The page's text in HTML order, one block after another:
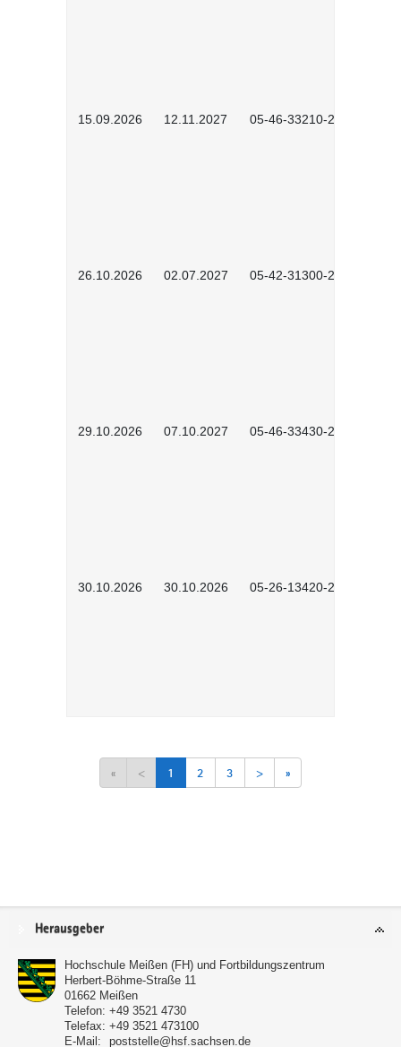
15.09.2026 12.11.2027 05-46-33210-2601
26.10.2026 02.07.2027 05-42-31300-2601
29.10.2026 07.10.2027 05-46-33430-2601
30.10.2026 30.10.2026 05-26-13420-2601
« < 1 2 3 > »
Service
Herausgeber
Hochschule Meißen (FH) und Fortbildungszentrum
Herbert-Böhme-Straße 11
01662 Meißen
Telefon: +49 3521 4730
Telefax: +49 3521 473100
E-Mail:
poststelle@hsf.sachsen.de